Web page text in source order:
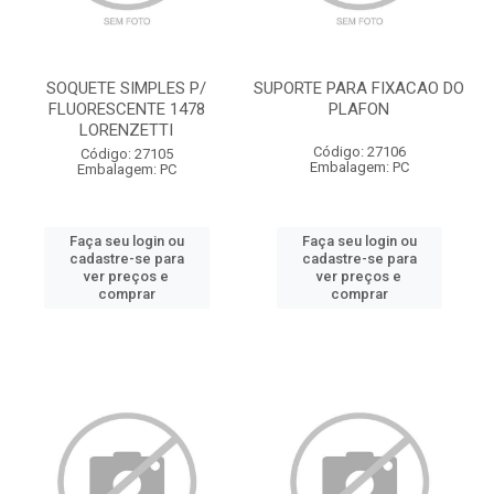
SOQUETE SIMPLES P/
FLUORESCENTE 1478
LORENZETTI
Código: 27105
Embalagem: PC
Faça seu login ou
cadastre-se para
ver preços e
comprar
SUPORTE PARA FIXACAO DO
PLAFON
Código: 27106
Embalagem: PC
Faça seu login ou
cadastre-se para
ver preços e
comprar